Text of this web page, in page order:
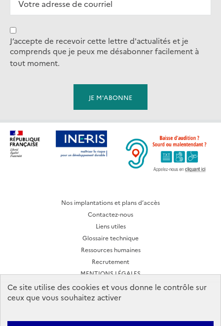
J’accepte de recevoir cette lettre d'actualités et je
comprends que je peux me désabonner facilement à
tout moment.
Nos implantations et plans d’accès
Contactez-nous
Liens utiles
Glossaire technique
Ressources humaines
Recrutement
MENTIONS LÉGALES
CONDITIONS D'UTILISATION
Archives des lettres d'actualité
Ce site utilise des cookies et vous donne le contrôle sur
ceux que vous souhaitez activer